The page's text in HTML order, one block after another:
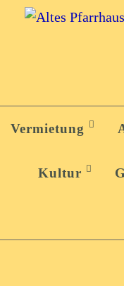
Zum
InhaltVermietung
Kultur